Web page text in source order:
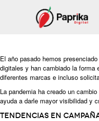
El año pasado hemos
digitales y han cambiado la
diferentes marcas e incluso
La pandemia ha creado un
ayuda a darle mayor visibilidad y
Tendencias en